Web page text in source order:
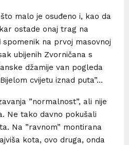
malo je osuđeno i, kao da
ostade onaj trag na
spomenik na prvoj masovnoj
ubijenih Zvorničana s
džamije van pogleda
cvijetu iznad puta”…
”normalnost”, ali nije
Ne tako davno pokušali
Na ”ravnom” montirana
kota, ovo druga, onda